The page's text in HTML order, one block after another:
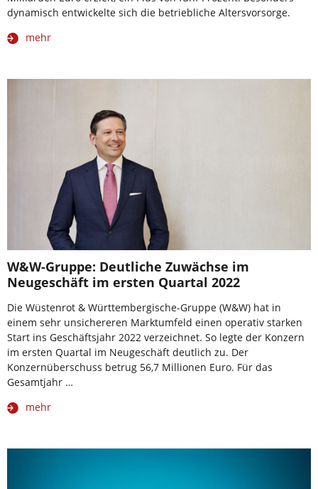
dynamisch entwickelte sich die betriebliche Altersvorsorge.
mehr
W&W-Gruppe: Deutliche Zuwächse im
Neugeschäft im ersten Quartal 2022
Die Wüstenrot & Württembergische-Gruppe (W&W) hat in
einem sehr unsichereren Marktumfeld einen operativ starken
Start ins Geschäftsjahr 2022 verzeichnet. So legte der Konzern
im ersten Quartal im Neugeschäft deutlich zu. Der
Konzernüberschuss betrug 56,7 Millionen Euro. Für das
Gesamtjahr …
mehr